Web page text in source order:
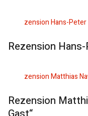
Rezension
Rezension